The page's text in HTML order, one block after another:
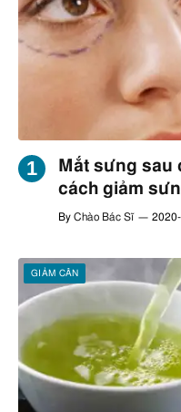
Mắt sưng sau
cách giảm
By Chào Bác Sĩ
GIẢM CÂN